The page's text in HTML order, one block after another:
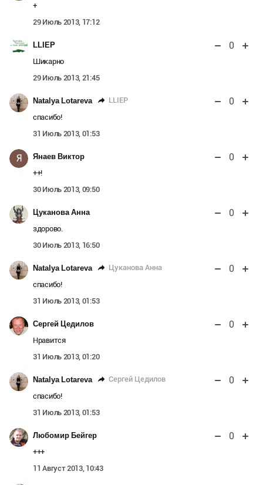
+
29 Июль 2013, 17:12
LLIEP 0
Шикарно
29 Июль 2013, 21:45
Natalya Lotareva LLIEP 0
спасибо!
31 Июль 2013, 01:53
Я Янаев Виктор 0
++!
30 Июль 2013, 09:50
Цуканова Анна 0
здорово.
30 Июль 2013, 16:50
Natalya Lotareva Цуканова Анна 0
спасибо!
31 Июль 2013, 01:53
Сергей Цедилов 0
Нравится
31 Июль 2013, 01:20
Natalya Lotareva Сергей Цедилов 0
спасибо!
31 Июль 2013, 01:53
Любомир Бейгер 0
+++
11 Август 2013, 10:43